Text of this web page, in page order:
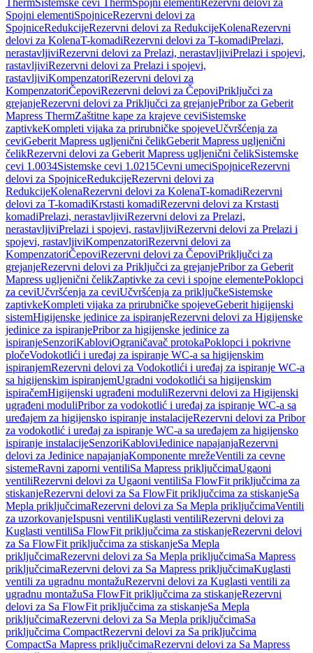
ThermSistemske cevi ThermSpojni elementi Rezervni delovi za
Spojni elementiSpojniceRezervni delovi za
SpojniceRedukcijeRezervni delovi za RedukcijeKolenaRezervni
delovi za KolenaT-komadiRezervni delovi za T-komadiPrelazi,
nerastavljiviRezervni delovi za Prelazi, nerastavljiviPrelazi i spojevi,
rastavljiviRezervni delovi za Prelazi i spojevi,
rastavljiviKompenzatoriRezervni delovi za
KompenzatoriČepoviRezervni delovi za ČepoviPriključci za
grejanjeRezervni delovi za Priključci za grejanjePribor za Geberit
Mapress ThermZaštitne kape za krajeve ceviSistemske
zaptivkeKompleti vijaka za prirubničke spojeveUčvršćenja za
ceviGeberit Mapress ugljenični čelikGeberit Mapress ugljenični
čelikRezervni delovi za Geberit Mapress ugljenični čelikSistemske
cevi 1.0034Sistemske cevi 1.0215Cevni umeciSpojniceRezervni
delovi za SpojniceRedukcijeRezervni delovi za
RedukcijeKolenaRezervni delovi za KolenaT-komadiRezervni
delovi za T-komadiKrstasti komadiRezervni delovi za Krstasti
komadiPrelazi, nerastavljiviRezervni delovi za Prelazi,
nerastavljiviPrelazi i spojevi, rastavljiviRezervni delovi za Prelazi i
spojevi, rastavljiviKompenzatoriRezervni delovi za
KompenzatoriČepoviRezervni delovi za ČepoviPriključci za
grejanjeRezervni delovi za Priključci za grejanjePribor za Geberit
Mapress ugljenični čelikZaptivke za cevi i spojne elementePoklopci
za ceviUčvršćenja za ceviUčvršćenja za priključkeSistemske
zaptivkeKompleti vijaka za prirubničke spojeveGeberit higijenski
sistemHigijenske jedinice za ispiranjeRezervni delovi za Higijenske
jedinice za ispiranjePribor za higijenske jedinice za
ispiranjeSenzoriKabloviOgraničavač protokaPoklopci i pokrivne
pločeVodokotlići i uređaj za ispiranje WC-a sa higijenskim
ispiranjemRezervni delovi za Vodokotlići i uređaj za ispiranje WC-a
sa higijenskim ispiranjemUgradni vodokotlići sa higijenskim
ispiračemHigijenski ugrađeni moduliRezervni delovi za Higijenski
ugrađeni moduliPribor za vodokotlić i uređaj za ispiranje WC-a sa
uređajem za higijensko ispiranje instalacijeRezervni delovi za Pribor
za vodokotlić i uređaj za ispiranje WC-a sa uređajem za higijensko
ispiranje instalacijeSenzoriKabloviJedinice napajanjaRezervni
delovi za Jedinice napajanjaKomponente mrežeVentili za cevne
sistemeRavni zaporni ventiliSa Mapress priključcimaUgaoni
ventiliRezervni delovi za Ugaoni ventiliSa FlowFit priključcima za
stiskanjeRezervni delovi za Sa FlowFit priključcima za stiskanjeSa
Mepla priključcimaRezervni delovi za Sa Mepla priključcimaVentili
za uzorkovanjeIspusni ventiliKuglasti ventiliRezervni delovi za
Kuglasti ventiliSa FlowFit priključcima za stiskanjeRezervni delovi
za Sa FlowFit priključcima za stiskanjeSa Mepla
priključcimaRezervni delovi za Sa Mepla priključcimaSa Mapress
priključcimaRezervni delovi za Sa Mapress priključcimaKuglasti
ventili za ugradnu montažuRezervni delovi za Kuglasti ventili za
ugradnu montažuSa FlowFit priključcima za stiskanjeRezervni
delovi za Sa FlowFit priključcima za stiskanjeSa Mepla
priključcimaRezervni delovi za Sa Mepla priključcimaSa
priključcima CompactRezervni delovi za Sa priključcima
CompactSa Mapress priključcimaRezervni delovi za Sa Mapress